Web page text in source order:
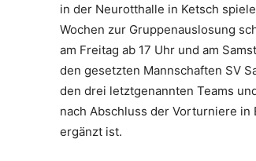
in der Neurotthalle in Ketsch
Wochen zur Gruppenauslosung
am Freitag ab 17 Uhr und am
den gesetzten Mannschaften SV
den drei letztgenannten Teams
nach Abschluss der Vorturniere in
ergänzt ist.